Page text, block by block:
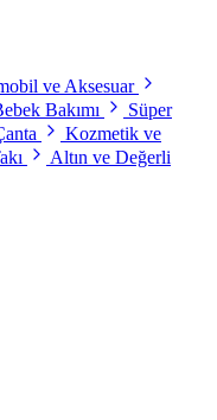
ve Aksesuar
Bakımı
Süper
Kozmetik ve
Altın ve Değerli